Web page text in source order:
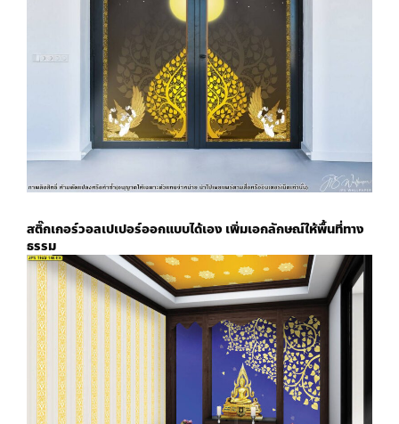
สติ๊กเกอร์วอลเปเปอร์ออกแบบได้เอง เพิ่มเอกลักษณ์ให้พื้นที่ทาง
ธรรม